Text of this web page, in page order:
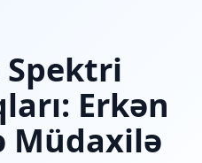
Erkən
Müdaxilə